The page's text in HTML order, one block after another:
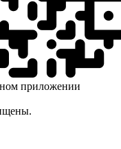
приложении